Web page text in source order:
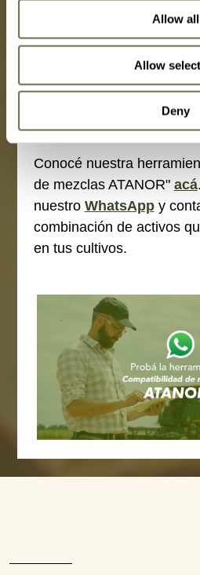
Allow all
Allow
Deny
mezclas
Conocé nuestra
de mezclas ATANOR" acá
nuestro WhatsAppy
combinación de activos
en tus cultivos.